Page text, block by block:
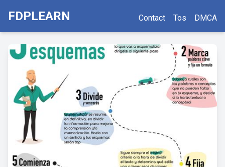
FDPLEARN Contact Tos DMCA